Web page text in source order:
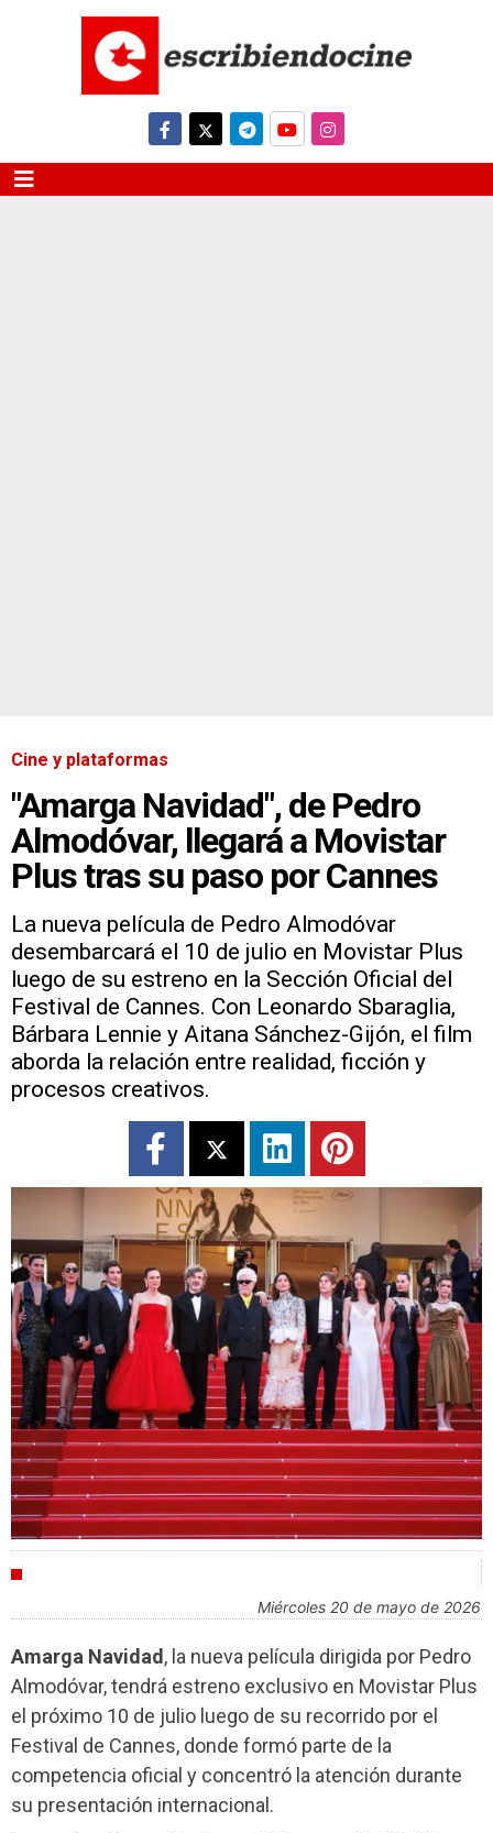
Cine y plataformas
"Amarga Navidad", de Pedro
Almodóvar, llegará a Movistar
Plus tras su paso por Cannes
La nueva película de Pedro Almodóvar
desembarcará el 10 de julio en Movistar Plus
luego de su estreno en la Sección Oficial del
Festival de Cannes. Con Leonardo Sbaraglia,
Bárbara Lennie y Aitana Sánchez-Gijón, el film
aborda la relación entre realidad, ficción y
procesos creativos.
miércoles 20 de mayo de 2026
Amarga Navidad, la nueva película dirigida por Pedro
Almodóvar, tendrá estreno exclusivo en Movistar Plus
el próximo 10 de julio luego de su recorrido por el
Festival de Cannes, donde formó parte de la
competencia oficial y concentró la atención durante
su presentación internacional.